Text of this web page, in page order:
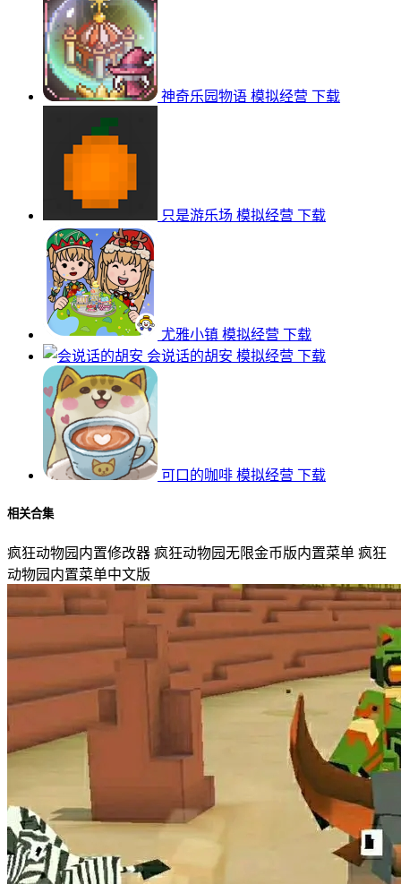
神奇乐园物语 模拟经营 下载
只是游乐场 模拟经营 下载
尤雅小镇 模拟经营 下载
会说话的胡安 模拟经营 下载
可口的咖啡 模拟经营 下载
相关合集
疯狂动物园内置修改器 疯狂动物园无限金币版内置菜单 疯狂
动物园内置菜单中文版